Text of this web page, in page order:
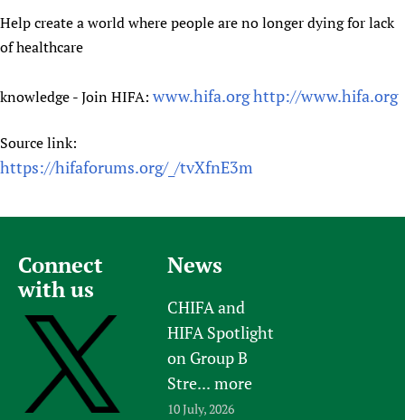
Help create a world where people are no longer dying for lack
of healthcare
knowledge - Join HIFA: www.hifa.orghttp://www.hifa.org
Source link:
https://hifaforums.org/_/tvXfnE3m
Connect
with us
News
CHIFA and
HIFA Spotlight
on Group B
Stre... more
10 July, 2026